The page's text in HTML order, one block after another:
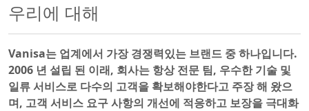
우리에 대해
Vanisa는 업계에서 가장 경쟁력있는 브랜드 중 하나입니다.
2006 년 설립 된 이래, 회사는 항상 전문 팀, 우수한 기술 및
일류 서비스로 다수의 고객을 확보해야한다고 주장 해 왔으
며, 고객 서비스 요구 사항의 개선에 적응하고 보장을 극대화